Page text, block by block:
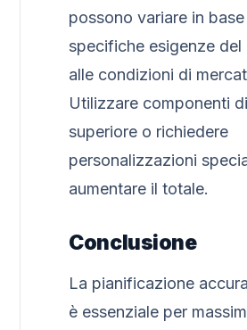
possono variare in
specifiche esigenze
alle condizioni di
Utilizzare componenti
superiore o richiedere
personalizzazioni
aumentare il totale.
Conclusione
La pianificazione
è essenziale per